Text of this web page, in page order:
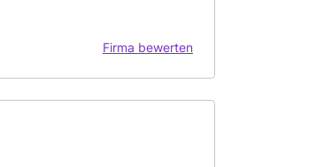
Firma bewerten